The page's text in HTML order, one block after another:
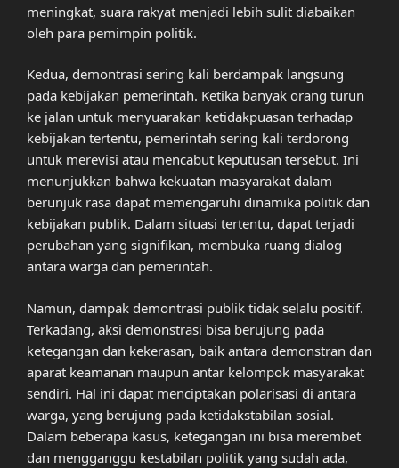
meningkat, suara rakyat menjadi lebih sulit diabaikan
oleh para pemimpin politik.
Kedua, demontrasi sering kali berdampak langsung
pada kebijakan pemerintah. Ketika banyak orang turun
ke jalan untuk menyuarakan ketidakpuasan terhadap
kebijakan tertentu, pemerintah sering kali terdorong
untuk merevisi atau mencabut keputusan tersebut. Ini
menunjukkan bahwa kekuatan masyarakat dalam
berunjuk rasa dapat memengaruhi dinamika politik dan
kebijakan publik. Dalam situasi tertentu, dapat terjadi
perubahan yang signifikan, membuka ruang dialog
antara warga dan pemerintah.
Namun, dampak demontrasi publik tidak selalu positif.
Terkadang, aksi demonstrasi bisa berujung pada
ketegangan dan kekerasan, baik antara demonstran dan
aparat keamanan maupun antar kelompok masyarakat
sendiri. Hal ini dapat menciptakan polarisasi di antara
warga, yang berujung pada ketidakstabilan sosial.
Dalam beberapa kasus, ketegangan ini bisa merembet
dan mengganggu kestabilan politik yang sudah ada,